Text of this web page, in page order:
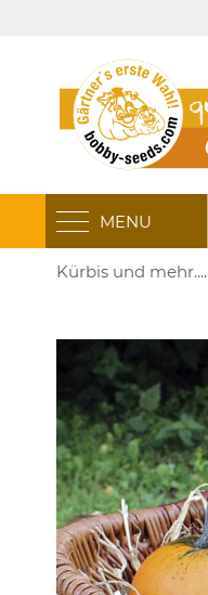
MENU
Kürbis und mehr....